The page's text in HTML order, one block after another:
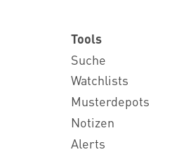
Tools
Suche
Watchlists
Musterdepots
Notizen
Alerts